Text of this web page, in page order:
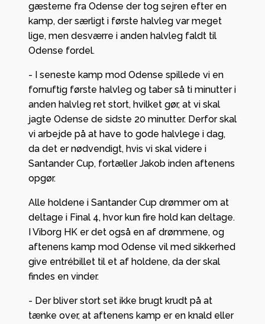
gæsterne fra Odense der tog sejren efter en
kamp, der særligt i første halvleg var meget
lige, men desværre i anden halvleg faldt til
Odense fordel.
- I seneste kamp mod Odense spillede vi en
fornuftig første halvleg og taber så ti minutter i
anden halvleg ret stort, hvilket gør, at vi skal
jagte Odense de sidste 20 minutter. Derfor skal
vi arbejde på at have to gode halvlege i dag,
da det er nødvendigt, hvis vi skal videre i
Santander Cup, fortæller Jakob inden aftenens
opgør.
Alle holdene i Santander Cup drømmer om at
deltage i Final 4, hvor kun fire hold kan deltage.
I Viborg HK er det også en af drømmene, og
aftenens kamp mod Odense vil med sikkerhed
give entrébillet til et af holdene, da der skal
findes en vinder.
- Der bliver stort set ikke brugt krudt på at
tænke over, at aftenens kamp er en knald eller